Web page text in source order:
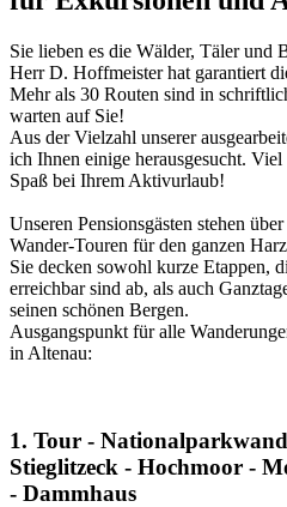
Sie lieben es die Wälder, Täler und
Herr D. Hoffmeister hat garantiert
Mehr als 30 Routen sind in
warten auf Sie!
Aus der Vielzahl unserer
ich Ihnen einige herausgesucht.
Spaß bei Ihrem Aktivurlaub!
Unseren Pensionsgästen stehen
Wander-Touren für den ganzen
Sie decken sowohl kurze Etappen,
erreichbar sind ab, als auch
seinen schönen Bergen.
Ausgangspunkt für alle
in Altenau:
1. Tour -
Stieglitzeck - Hochmoor -
- Dammhaus